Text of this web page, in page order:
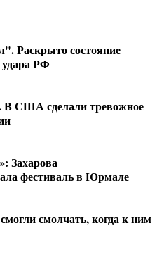
Раскрыто состояние
удара РФ
В США сделали тревожное
Захарова
фестиваль в Юрмале
смолчать, когда к ним